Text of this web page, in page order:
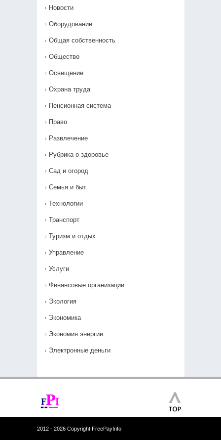
Новости
Оборудование
Общая собственность
Общество
Освещение
Охрана труда
Пенсионная система
Право
Развлечение
Рубрика о здоровье
Сад и огород
Семья и быт
Технологии
Транспорт
Туризм и отдых
Управление
Услуги
Финансовые организации
Экология
Экономика
Экономия энергии
Электронные деньги
2012 - 2026 Copyright FreePayInfo